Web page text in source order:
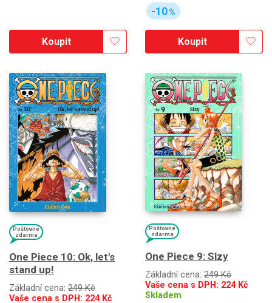
Koupit
-10%
Koupit
Poštovné
zdarma
One Piece 10: Ok, let's
stand up!
Základní cena: 249 Kč
Vaše cena s DPH: 224Kč
Poštovné
zdarma
One Piece 9: Slzy
Základní cena: 249 Kč
Vaše cena s DPH: 224Kč
Skladem